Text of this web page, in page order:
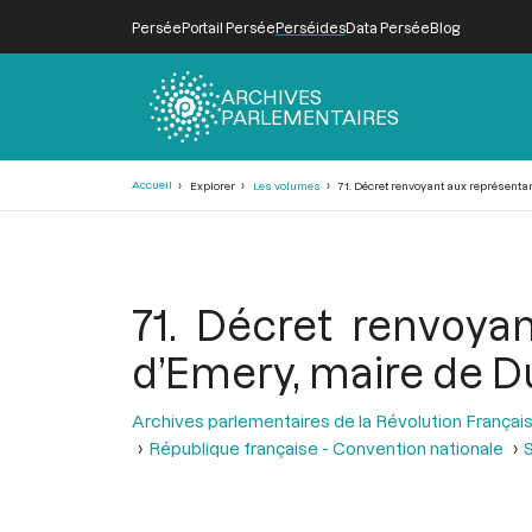
PerséePortail PerséePerséidesData PerséeBlog
ARCHIVES
PARLEMENTAIRES
Accueil Explorer Les volumes 71. Décret renvoyant aux
71. Décret
d’Emery, maire de
Archives parlementaires de la Révolution
République française - Convention nationale